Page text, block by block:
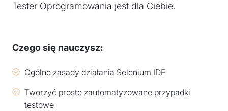
Tester Oprogramowania jest dla Ciebie.
Czego się nauczysz:
Ogólne zasady działania Selenium IDE
Tworzyć proste zautomatyzowane przypadki
testowe